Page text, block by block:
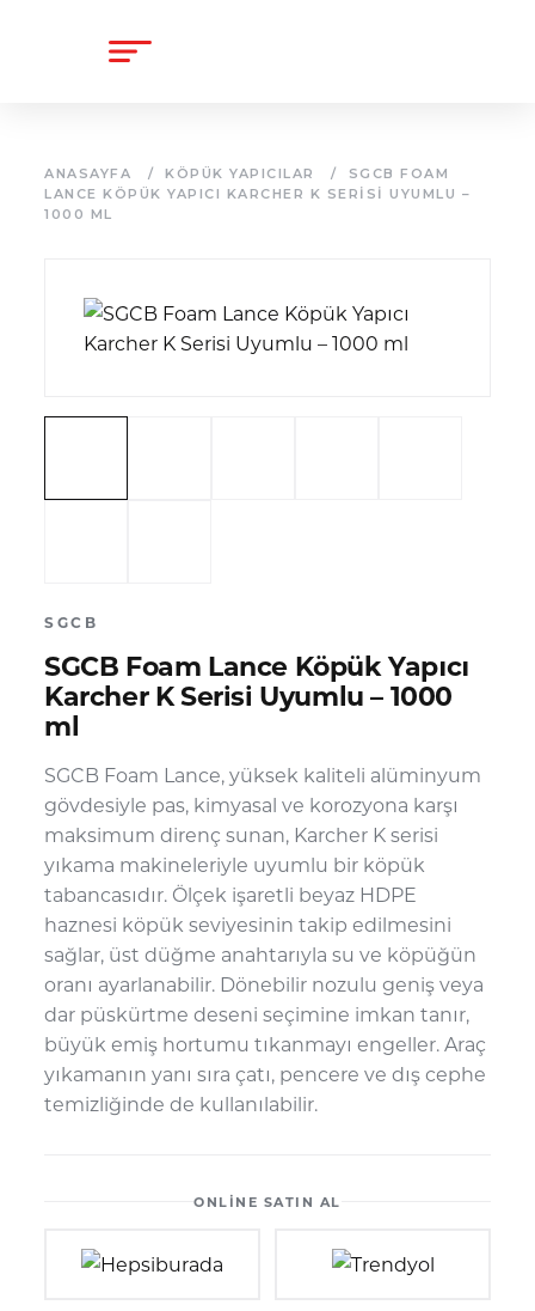
ANASAYFA / KÖPÜK YAPICILAR /
SGCB FOAM
LANCE KÖPÜK YAPICI KARCHER K SERISI UYUMLU –
1000 ML
SGCB
SGCB Foam Lance Köpük Yapıcı
Karcher K Serisi Uyumlu – 1000
ml
SGCB Foam Lance, yüksek kaliteli alüminyum
gövdesiyle pas, kimyasal ve korozyona karşı
maksimum direnç sunan, Karcher K serisi
yıkama makineleriyle uyumlu bir köpük
tabancasıdır. Ölçek işaretli beyaz HDPE
haznesi köpük seviyesinin takip edilmesini
sağlar, üst düğme anahtarıyla su ve köpüğün
oranı ayarlanabilir. Dönebilir nozulu geniş veya
dar püskürtme deseni seçimine imkan tanır,
büyük emiş hortumu tıkanmayı engeller. Araç
yıkamanın yanı sıra çatı, pencere ve dış cephe
temizliğinde de kullanılabilir.
ONLINE SATIN AL